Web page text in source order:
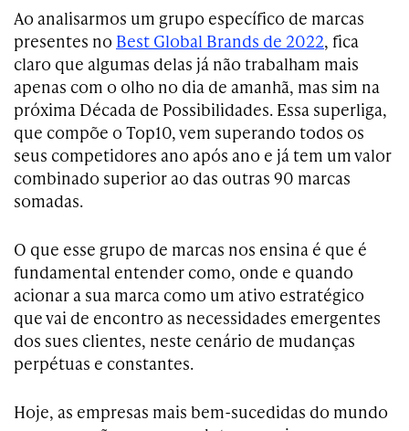
Ao analisarmos um grupo específico de marcas
presentes no Best Global Brands de 2022, fica
claro que algumas delas já não trabalham mais
apenas com o olho no dia de amanhã, mas sim na
próxima Década de Possibilidades. Essa superliga,
que compõe o Top10, vem superando todos os
seus competidores ano após ano e já tem um valor
combinado superior ao das outras 90 marcas
somadas.
O que esse grupo de marcas nos ensina é que é
fundamental entender como, onde e quando
acionar a sua marca como um ativo estratégico
que vai de encontro as necessidades emergentes
dos sues clientes, neste cenário de mudanças
perpétuas e constantes.
Hoje, as empresas mais bem-sucedidas do mundo